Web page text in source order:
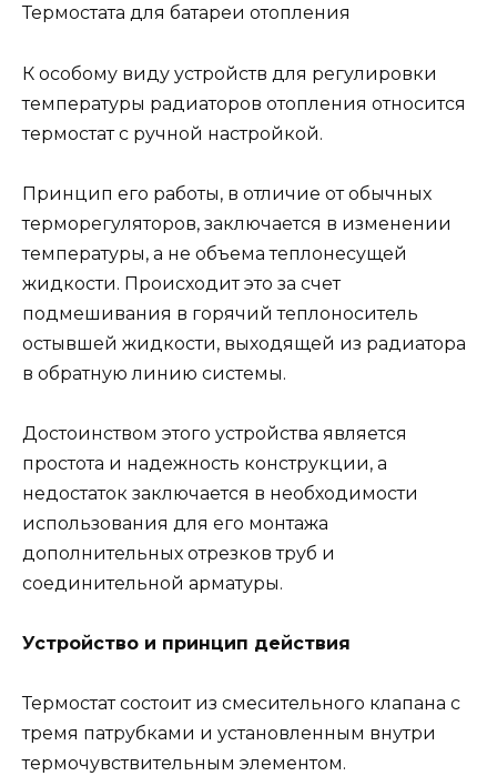
Термостата для батареи отопления
К особому виду устройств для регулировки
температуры радиаторов отопления относится
термостат с ручной настройкой.
Принцип его работы, в отличие от обычных
терморегуляторов, заключается в изменении
температуры, а не объема теплонесущей
жидкости. Происходит это за счет
подмешивания в горячий теплоноситель
остывшей жидкости, выходящей из радиатора
в обратную линию системы.
Достоинством этого устройства является
простота и надежность конструкции, а
недостаток заключается в необходимости
использования для его монтажа
дополнительных отрезков труб и
соединительной арматуры.
Устройство и принцип действия
Термостат состоит из смесительного клапана с
тремя патрубками и установленным внутри
термочувствительным элементом.